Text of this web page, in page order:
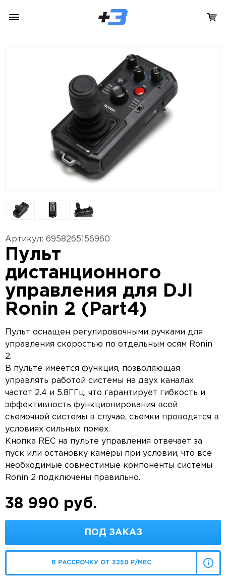
Артикул: 6958265156960
Пульт
дистанционного
управления для DJI
Ronin 2 (Part4)
Пульт оснащен регулировочными ручками для
управления скоростью по отдельным осям Ronin
2.
В пульте имеется функция, позволяющая
управлять работой системы на двух каналах
частот 2.4 и 5.8ГГц, что гарантирует гибкость и
эффективность функционирования всей
съемочной системы в случае, съемки проводятся в
условиях сильных помех.
Кнопка REC на пульте управления отвечает за
пуск или остановку камеры при условии, что все
необходимые совместимые компоненты системы
Ronin 2 подключены правильно.
38 990 руб.
ПОД ЗАКАЗ
В РАССРОЧКУ ОТ 3250 Р/МЕС